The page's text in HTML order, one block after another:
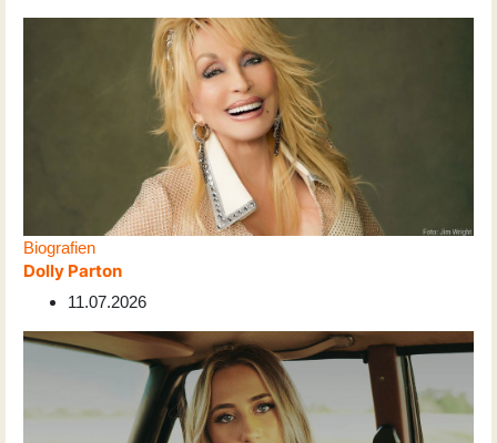
Biografien
Dolly Parton
11.07.2026